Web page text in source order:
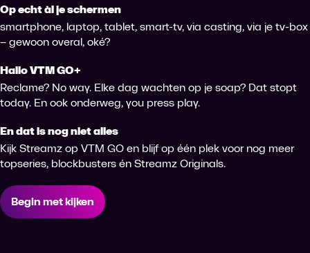
Op echt àl je schermen
smartphone, laptop, tablet, smart-tv, via casting, via je tv-box
– gewoon overal, oké?
Hallo VTM GO+
Reclame? No way. Elke dag wachten op je soap? Dat stopt
today. En ook onderweg, you press play.
En dat is nog niet alles
Kijk Streamz op VTM GO en blijf op één plek voor nog meer
topseries, blockbusters én Streamz Originals.
Begin met kijken